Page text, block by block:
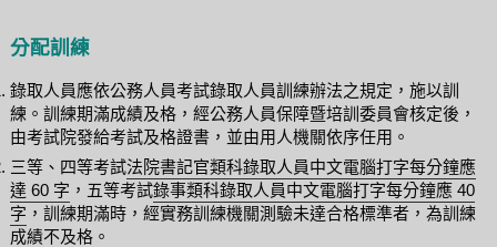
分配訓練
錄取人員應依公務人員考試錄取人員訓練辦法之規定，施以訓
練。訓練期滿成績及格，經公務人員保障暨培訓委員會核定後，
由考試院發給考試及格證書，並由用人機關依序任用。
三等、四等考試法院書記官類科錄取人員中文電腦打字每分鐘應
達 60 字 ，五等考試錄事類科錄取人員中文電腦打字每分鐘應 40
字 ，訓練期滿時，經實務訓練機關測驗未達合格標準者，為訓練
成績不及格。